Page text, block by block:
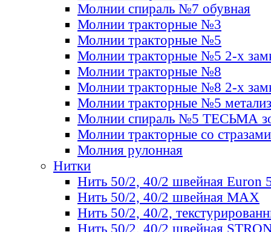
Молнии спираль №7 обувная
Молнии тракторные №3
Молнии тракторные №5
Молнии тракторные №5 2-х
Молнии тракторные №8
Молнии тракторные №8 2-х
Молнии тракторные №5
Молнии спираль №5 ТЕСЬМА
Молнии тракторные со стразами
Молния рулонная
Нитки
Нить 50/2, 40/2 швейная Euron
Нить 50/2, 40/2 швейная МАХ
Нить 50/2, 40/2,
Нить 50/2, 40/2 швейная